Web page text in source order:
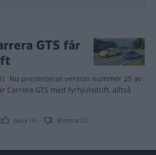
GTS får
Nu presenteras version nummer 25 av
Carrera GTS med fyrhjulsdrift, alltså
Gasa (4) Bromsa (1)